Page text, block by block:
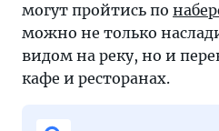
могут пройтись по
можно не только
видом на реку, но и
кафе и ресторанах.